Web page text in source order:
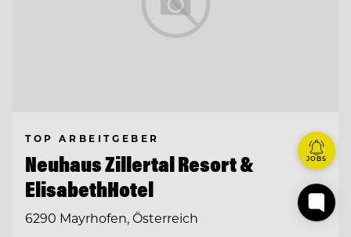
TOP ARBEITGEBER
Neuhaus Zillertal Resort &
ElisabethHotel
6290 Mayrhofen, Österreich
JOBS